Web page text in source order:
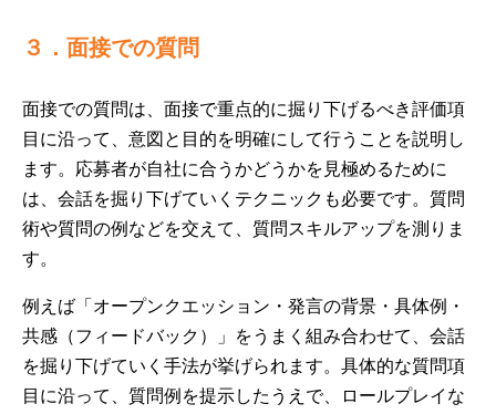
３．面接での質問
面接での質問は、面接で重点的に掘り下げるべき評価項
目に沿って、意図と目的を明確にして行うことを説明し
ます。応募者が自社に合うかどうかを見極めるために
は、会話を掘り下げていくテクニックも必要です。質問
術や質問の例などを交えて、質問スキルアップを測りま
す。
例えば「オープンクエッション・発言の背景・具体例・
共感（フィードバック）」をうまく組み合わせて、会話
を掘り下げていく手法が挙げられます。具体的な質問項
目に沿って、質問例を提示したうえで、ロールプレイな